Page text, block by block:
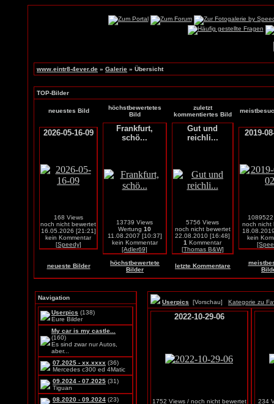
www.eintr8-4ever.de » Galerie » Übersicht
TOP-Bilder
neuestes Bild
höchstbewertetes
Bild
zuletzt
kommentiertes Bild
2026-05-16-09
168 Views
noch nicht bewertet
16.05.2026 [21:21]
kein Kommentar
[Speedy]
Frankfurt,
schö...
13739 Views
Wertung 10
11.08.2007 [10:37]
kein Kommentar
[Adler69]
Gut und
reichli...
5756 Views
noch nicht bewertet
22.08.2010 [16:48]
1 Kommentar
[Thomas B&W]
2019-
noch nicht
kein
neueste Bilder
höchstbewertete
Bilder
letzte Kommentare
Navigation
Userpics (138)
Eure Bilder
My car is my castle...
(160)
Es sind zwar nur Autos,
aber...
07.2025 - xx.xxxx (36)
Mercedes c300 ed 4Matic
09.2024 - 07.2025 (31)
Tiguan
08.2020 - 09.2024 (23)
Userpics [Vorschau] Kategorie zu
2022-10-29-06
1752 Views / noch nicht bewertet
234